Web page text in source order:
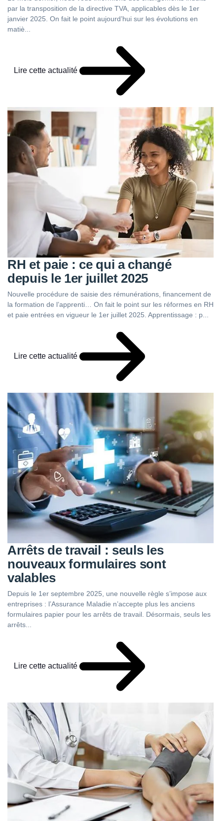
par la transposition de la directive TVA, applicables dès le 1er
janvier 2025. On fait le point aujourd’hui sur les évolutions en
matiè...
Lire cette actualité
RH et paie : ce qui a changé
depuis le 1er juillet 2025
Nouvelle procédure de saisie des rémunérations, financement de
la formation de l’apprenti… On fait le point sur les réformes en RH
et paie entrées en vigueur le 1er juillet 2025. Apprentissage : p...
Lire cette actualité
Arrêts de travail : seuls les
nouveaux formulaires sont
valables
Depuis le 1er septembre 2025, une nouvelle règle s’impose aux
entreprises : l’Assurance Maladie n’accepte plus les anciens
formulaires papier pour les arrêts de travail. Désormais, seuls les
arrêts...
Lire cette actualité